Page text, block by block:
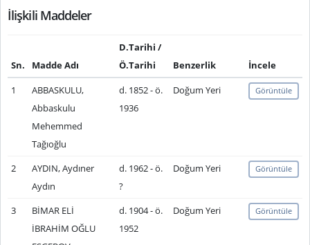
İlişkili Maddeler
Sn. Madde Adı
D.Tarihi /
Ö.Tarihi
Benzerlik
İncele
1
ABBASKULU,
Abbaskulu
Mehemmed
Tağıoğlu
d. 1852 - ö.
1936
Doğum Yeri Görüntüle
2
AYDIN, Aydıner
Aydın
d. 1962 - ö.
?
Doğum Yeri Görüntüle
3
BİMAR ELİ
İBRAHİM OĞLU
d. 1904 - ö.
1952
Doğum Yeri Görüntüle